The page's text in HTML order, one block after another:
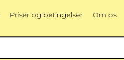
Priser og betingelser Om os